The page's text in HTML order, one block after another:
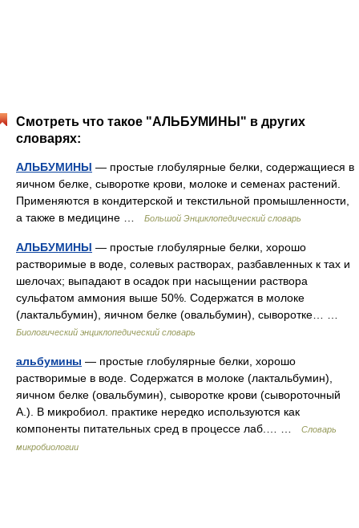
Смотреть что такое "АЛЬБУМИНЫ" в других
словарях:
АЛЬБУМИНЫ — простые глобулярные белки, содержащиеся в
яичном белке, сыворотке крови, молоке и семенах растений.
Применяются в кондитерской и текстильной промышленности,
а также в медицине …
Большой Энциклопедический словарь
АЛЬБУМИНЫ — простые глобулярные белки, хорошо
растворимые в воде, солевых растворах, разбавленных к тах и
шелочах; выпадают в осадок при насыщении раствора
сульфатом аммония выше 50%. Содержатся в молоке
(лактальбумин), яичном белке (овальбумин), сыворотке… …
Биологический энциклопедический словарь
альбумины — простые глобулярные белки, хорошо
растворимые в воде. Содержатся в молоке (лактальбумин),
яичном белке (овальбумин), сыворотке крови (сывороточный
А.). В микробиол. практике нередко используются как
компоненты питательных сред в процессе лаб.… …
Словарь
микробиологии